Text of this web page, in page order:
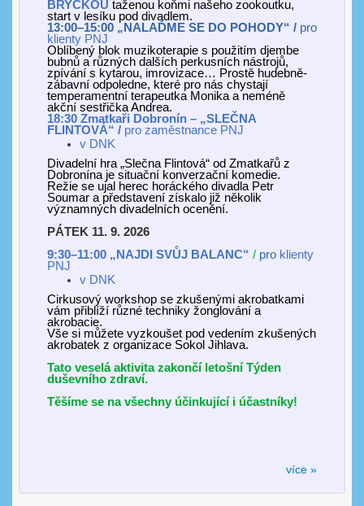
BRYČKOU taženou koňmi našeho zookoutku,
start v lesíku pod divadlem.
13:00–15:00 „NALAĎME SE DO POHODY“ / pro
klienty PNJ
Oblíbený blok muzikoterapie s použitím djembe
bubnů a různých dalších perkusních nástrojů,
zpívání s kytarou, imrovizace… Prostě hudebně-
zábavní odpoledne, kterépro nás chystají
temperamentní terapeutka Monika a neméně
akční sestřička Andrea.
18:30 Zmatkaři Dobronín – „SLEČNA
FLINTOVÁ“ / pro zaměstnance PNJ
v DNK
Divadelní hra „Slečna Flintová“ od Zmatkařů z
Dobronína je situační konverzační komedie.
Režie se ujal herec horáckého divadla Petr
Soumar a představení získalo již několik
významných divadelních ocenění.
PÁTEK 11. 9. 2026
9:30–11:00 „ NAJDI SVŮJ BALANC“ / pro klienty
PNJ
vDNK
Cirkusový workshop se zkušenými akrobatkami
vám přiblíží různé techniky žonglování a
akrobacie.
Vše si můžete vyzkoušet pod vedením zkušených
akrobatek z organizace Sokol Jihlava.
Tato veselá aktivita zakončí letošní Týden
duševního zdraví.
Těšíme se na všechny účinkující i účastníky!
více »